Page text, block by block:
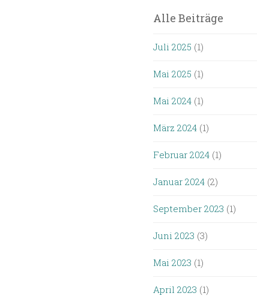
Alle Beiträge
Juli 2025 (1)
Mai 2025 (1)
Mai 2024 (1)
März 2024 (1)
Februar 2024 (1)
Januar 2024 (2)
September 2023 (1)
Juni 2023 (3)
Mai 2023 (1)
April 2023 (1)